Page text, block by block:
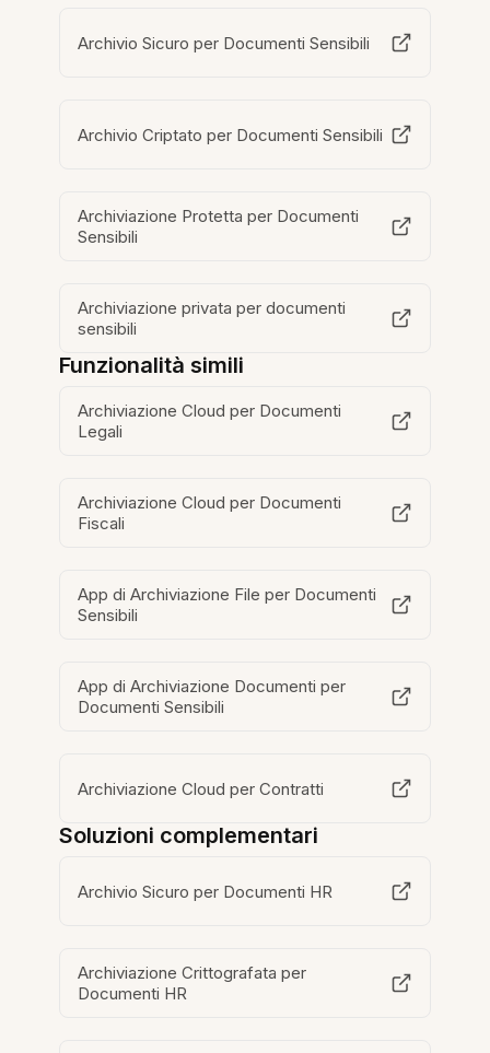
Archivio Sicuro per Documenti Sensibili
Archivio Criptato per Documenti Sensibili
Archiviazione Protetta per Documenti
Sensibili
Archiviazione privata per documenti
sensibili
Funzionalità simili
Archiviazione Cloud per Documenti
Legali
Archiviazione Cloud per Documenti
Fiscali
App di Archiviazione File per Documenti
Sensibili
App di Archiviazione Documenti per
Documenti Sensibili
Archiviazione Cloud per Contratti
Soluzioni complementari
Archivio Sicuro per Documenti HR
Archiviazione Crittografata per
Documenti HR